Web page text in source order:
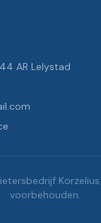
AR Lelystad
voorbehouden.